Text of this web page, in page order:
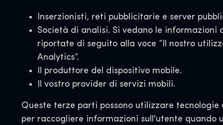
Inserzionisti, reti pubblicitarie e server
Società di analisi. Si vedano le informazioni
riportate di seguito alla voce “Il nostro
Analytics”.
Il produttore del dispositivo mobile.
Il vostro provider di servizi mobili.
Queste terze parti possono utilizzare
per raccogliere informazioni sull'utente quando